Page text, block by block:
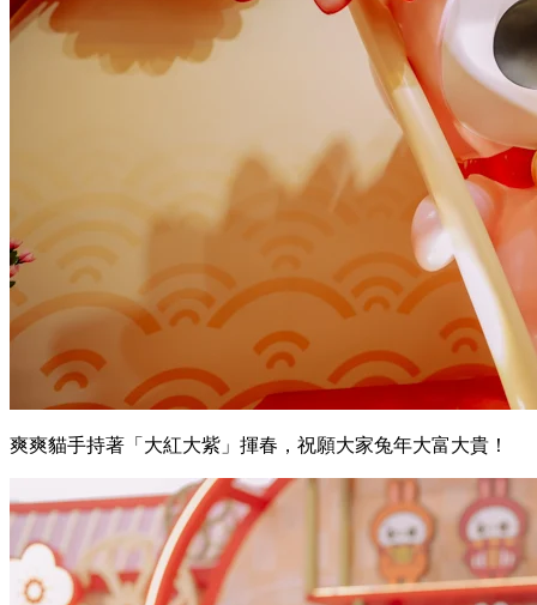
爽爽貓手持著「大紅大紫」揮春，祝願大家兔年大富大貴！